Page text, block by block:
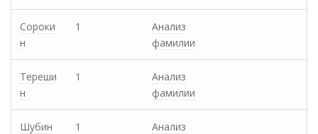
Сороки
н
1
Анализ
фамилии
Тереши
н
1
Анализ
фамилии
Шубин 1
Анализ